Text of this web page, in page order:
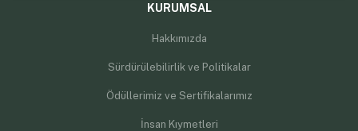
KURUMSAL
Hakkımızda
Sürdürülebilirlik ve Politikalar
Ödüllerimiz ve Sertifikalarımız
İnsan Kıymetleri